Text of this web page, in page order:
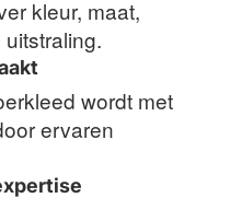
kleur, maat,
wordt met
ervaren